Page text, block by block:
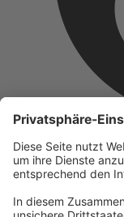
Unternehmen